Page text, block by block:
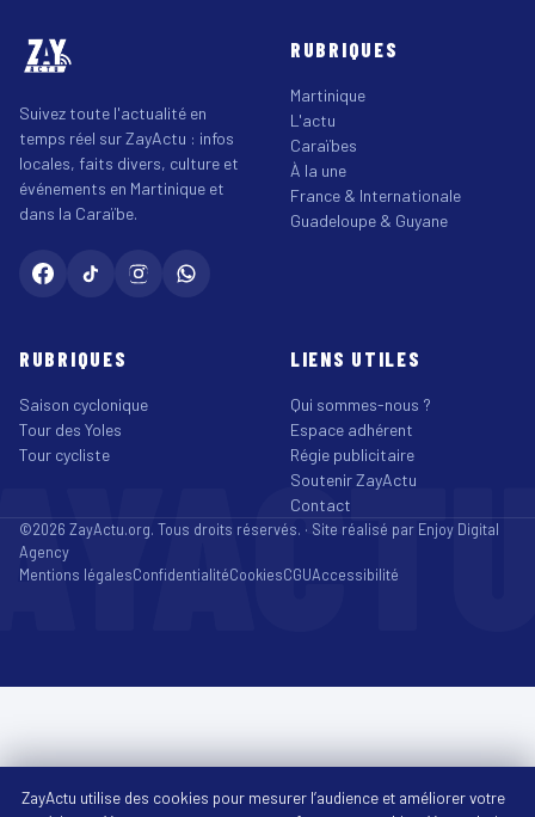
Suivez toute l'actualité en
temps réel sur ZayActu : infos
locales, faits divers, culture et
événements en Martinique et
dans la Caraïbe.
RUBRIQUES
Martinique
L'actu
Caraïbes
À la une
France & Internationale
Guadeloupe & Guyane
RUBRIQUES
Saison cyclonique
Tour des Yoles
Tour cycliste
LIENS UTILES
Qui sommes-nous ?
Espace adhérent
Régie publicitaire
Soutenir ZayActu
Contact
©2026 ZayActu.org. Tous droits réservés. · Site réalisé par Enjoy Digital
Agency
Mentions légalesConfidentialitéCookiesCGUAccessibilité
ZayActu utilise des cookies pour mesurer l’audience et améliorer votre